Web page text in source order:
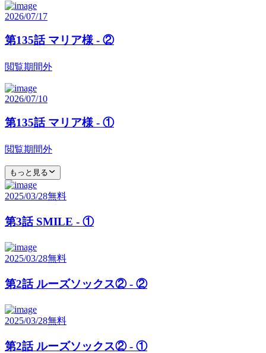
2026/07/17
第135話 マリア様 - ②
閲覧期間外
2026/07/10
第135話 マリア様 - ①
閲覧期間外
もっと見る
2025/03/28無料
第3話 SMILE - ①
2025/03/28無料
第2話 ルーズソックス② - ②
2025/03/28無料
第2話 ルーズソックス② - ①